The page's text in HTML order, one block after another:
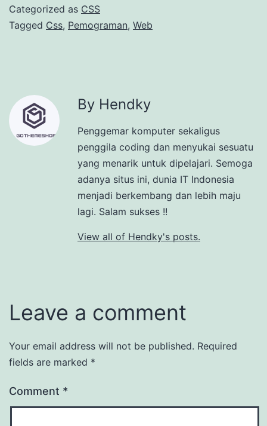
Categorized as CSS
Tagged Css, Pemograman, Web
By Hendky
Penggemar komputer sekaligus
penggila coding dan menyukai sesuatu
yang menarik untuk dipelajari. Semoga
adanya situs ini, dunia IT Indonesia
menjadi berkembang dan lebih maju
lagi. Salam sukses !!
View all of Hendky's posts.
Leave a comment
Your email address will not be published. Required
fields are marked *
Comment *